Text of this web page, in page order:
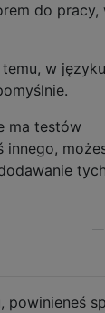
do pracy,
w
ma testów
innego,
powinieneś